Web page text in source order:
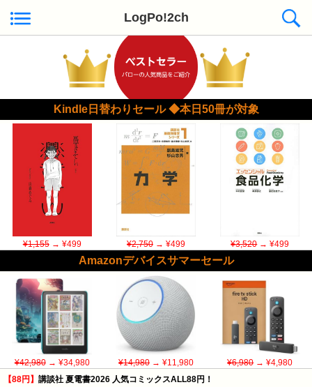
LogPo!2ch
Kindle日替わりセール ◆本日50冊が対象
¥1,155→ ¥499 ¥2,750→ ¥499 ¥3,520→ ¥499
Amazonデバイスサマーセール
¥42,980→ ¥34,980 ¥14,980→ ¥11,980 ¥6,980→ ¥4,980
【88円】 講談社 夏電書2026 人気コミックスALL88円！